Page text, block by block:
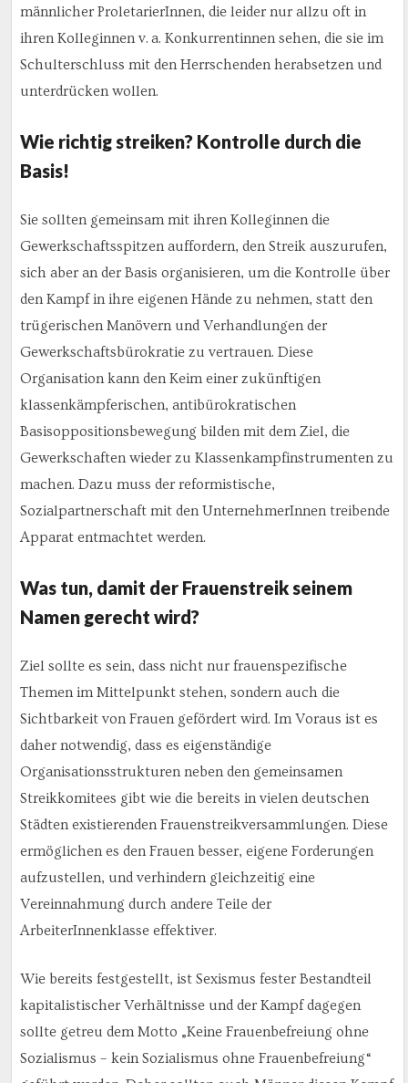
männlicher ProletarierInnen, die leider nur allzu oft in
ihren Kolleginnen v. a. Konkurrentinnen sehen, die sie im
Schulterschluss mit den Herrschenden herabsetzen und
unterdrücken wollen.
Wie richtig streiken? Kontrolle durch die
Basis!
Sie sollten gemeinsam mit ihren Kolleginnen die
Gewerkschaftsspitzen auffordern, den Streik auszurufen,
sich aber an der Basis organisieren, um die Kontrolle über
den Kampf in ihre eigenen Hände zu nehmen, statt den
trügerischen Manövern und Verhandlungen der
Gewerkschaftsbürokratie zu vertrauen. Diese
Organisation kann den Keim einer zukünftigen
klassenkämpferischen, antibürokratischen
Basisoppositionsbewegung bilden mit dem Ziel, die
Gewerkschaften wieder zu Klassenkampfinstrumenten zu
machen. Dazu muss der reformistische,
Sozialpartnerschaft mit den UnternehmerInnen treibende
Apparat entmachtet werden.
Was tun, damit der Frauenstreik seinem
Namen gerecht wird?
Ziel sollte es sein, dass nicht nur frauenspezifische
Themen im Mittelpunkt stehen, sondern auch die
Sichtbarkeit von Frauen gefördert wird. Im Voraus ist es
daher notwendig, dass es eigenständige
Organisationsstrukturen neben den gemeinsamen
Streikkomitees gibt wie die bereits in vielen deutschen
Städten existierenden Frauenstreikversammlungen. Diese
ermöglichen es den Frauen besser, eigene Forderungen
aufzustellen, und verhindern gleichzeitig eine
Vereinnahmung durch andere Teile der
ArbeiterInnenklasse effektiver.
Wie bereits festgestellt, ist Sexismus fester Bestandteil
kapitalistischer Verhältnisse und der Kampf dagegen
sollte getreu dem Motto „Keine Frauenbefreiung ohne
Sozialismus – kein Sozialismus ohne Frauenbefreiung“